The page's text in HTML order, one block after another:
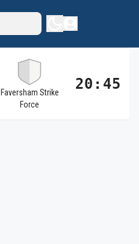
Faversham Strike
Force
20:45